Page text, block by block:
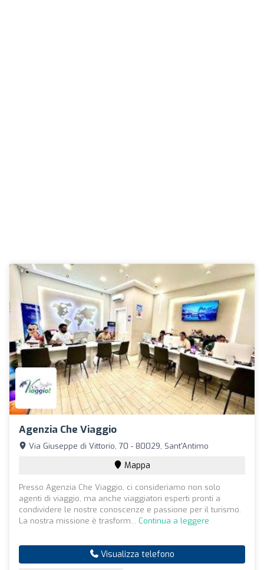
Agenzia Che Viaggio
Via Giuseppe di Vittorio, 70 - 80029, Sant'Antimo
Mappa
Presso Agenzia Che Viaggio, ci consideriamo non solo
agenti di viaggio, ma anche viaggiatori esperti pronti a
condividere le nostre conoscenze e passione per il turismo.
La nostra missione è trasform... Continua a leggere
Visualizza telefono